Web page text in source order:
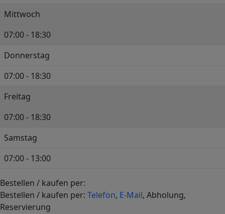
Mittwoch
07:00 - 18:30
Donnerstag
07:00 - 18:30
Freitag
07:00 - 18:30
Samstag
07:00 - 13:00
Bestellen / kaufen per:
Bestellen / kaufen per: Telefon, E-Mail, Abholung,
Reservierung
+
−
Leaflet